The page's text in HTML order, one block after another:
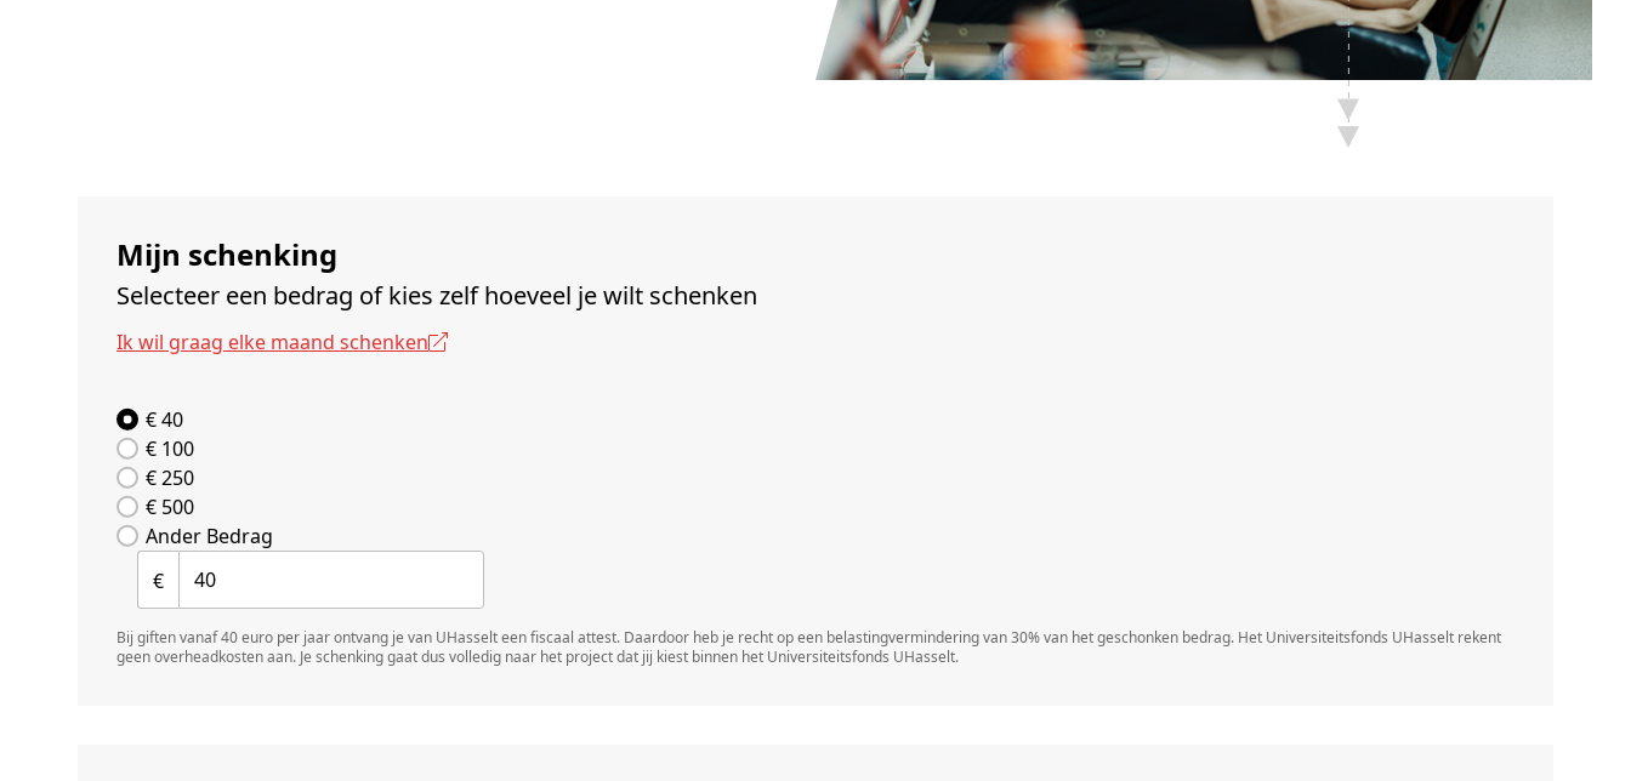
Mijn schenking
Selecteer een bedrag of kies zelf hoeveel je wilt schenken
Ik wil graag elke maand schenken
€ 40
€ 100
€ 250
€ 500
Ander Bedrag
€
Bij giften vanaf 40 euro per jaar ontvang je van UHasselt een fiscaal attest. Daardoor heb je recht op een belastingvermindering van 30% van het geschonken bedrag. Het Universiteitsfonds UHasselt rekent
geen overheadkosten aan. Je schenking gaat dus volledig naar het project dat jij kiest binnen het Universiteitsfonds UHasselt.